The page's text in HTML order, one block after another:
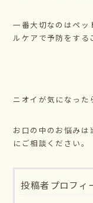
一番大切なのはペッ
ルケアで予防をする
ニオイが気になった
お口の中のお悩みは
にご相談ください。
投稿者プロフィ